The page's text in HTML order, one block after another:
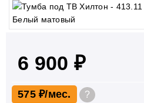
6 900 ₽
575 ₽ ?